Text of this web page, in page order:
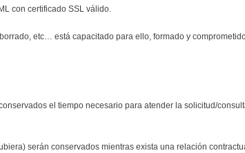
con certificado SSL válido.
etc… está capacitado para ello, formado y
el tiempo necesario para atender la solicitud/
serán conservados mientras exista una relación